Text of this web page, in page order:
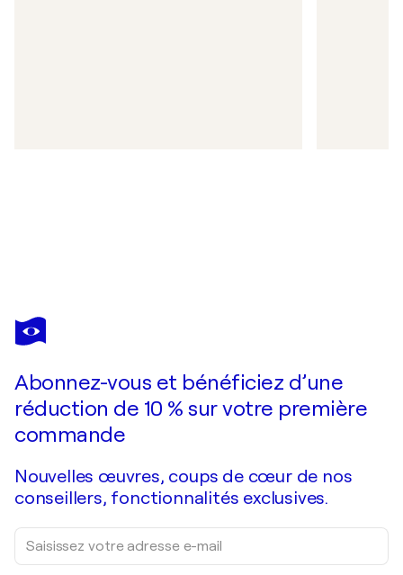
Abonnez-vous et bénéficiez d’une
réduction de 10 % sur votre première
commande
Nouvelles œuvres, coups de cœur de nos
conseillers, fonctionnalités exclusives.